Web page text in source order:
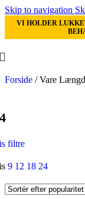
Skip to navigation
VI HOLDER
Forside / Vare
filtre
9 12 18 24